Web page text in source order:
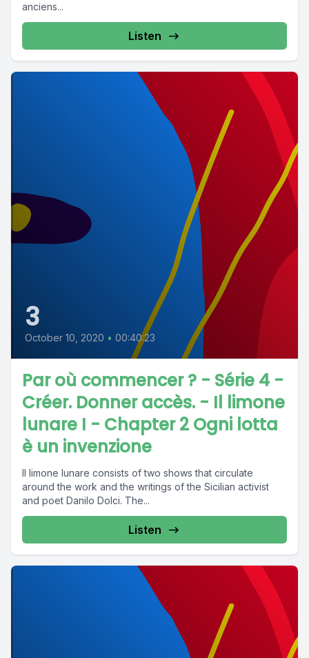
anciens...
Listen
3
October 10, 2020 • 00:40:23
Par où commencer ? - Série 4 -
Créer. Donner accès. - Il limone
lunare I - Chapter 2 Ogni lotta
è un invenzione
Il limone lunare consists of two shows that circulate
around the work and the writings of the Sicilian activist
and poet Danilo Dolci. The...
Listen